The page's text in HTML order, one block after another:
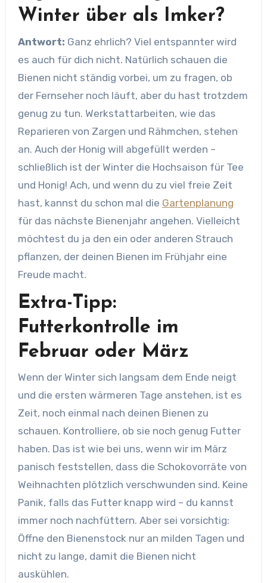
Winter über als Imker?
Antwort: Ganz ehrlich? Viel entspannter wird
es auch für dich nicht. Natürlich schauen die
Bienen nicht ständig vorbei, um zu fragen, ob
der Fernseher noch läuft, aber du hast trotzdem
genug zu tun. Werkstattarbeiten, wie das
Reparieren von Zargen und Rähmchen, stehen
an. Auch der Honig will abgefüllt werden –
schließlich ist der Winter die Hochsaison für Tee
und Honig! Ach, und wenn du zu viel freie Zeit
hast, kannst du schon mal die Gartenplanung
für das nächste Bienenjahr angehen. Vielleicht
möchtest du ja den ein oder anderen Strauch
pflanzen, der deinen Bienen im Frühjahr eine
Freude macht.
Extra-Tipp:
Futterkontrolle im
Februar oder März
Wenn der Winter sich langsam dem Ende neigt
und die ersten wärmeren Tage anstehen, ist es
Zeit, noch einmal nach deinen Bienen zu
schauen. Kontrolliere, ob sie noch genug Futter
haben. Das ist wie bei uns, wenn wir im März
panisch feststellen, dass die Schokovorräte von
Weihnachten plötzlich verschwunden sind. Keine
Panik, falls das Futter knapp wird – du kannst
immer noch nachfüttern. Aber sei vorsichtig:
Öffne den Bienenstock nur an milden Tagen und
nicht zu lange, damit die Bienen nicht
auskühlen.